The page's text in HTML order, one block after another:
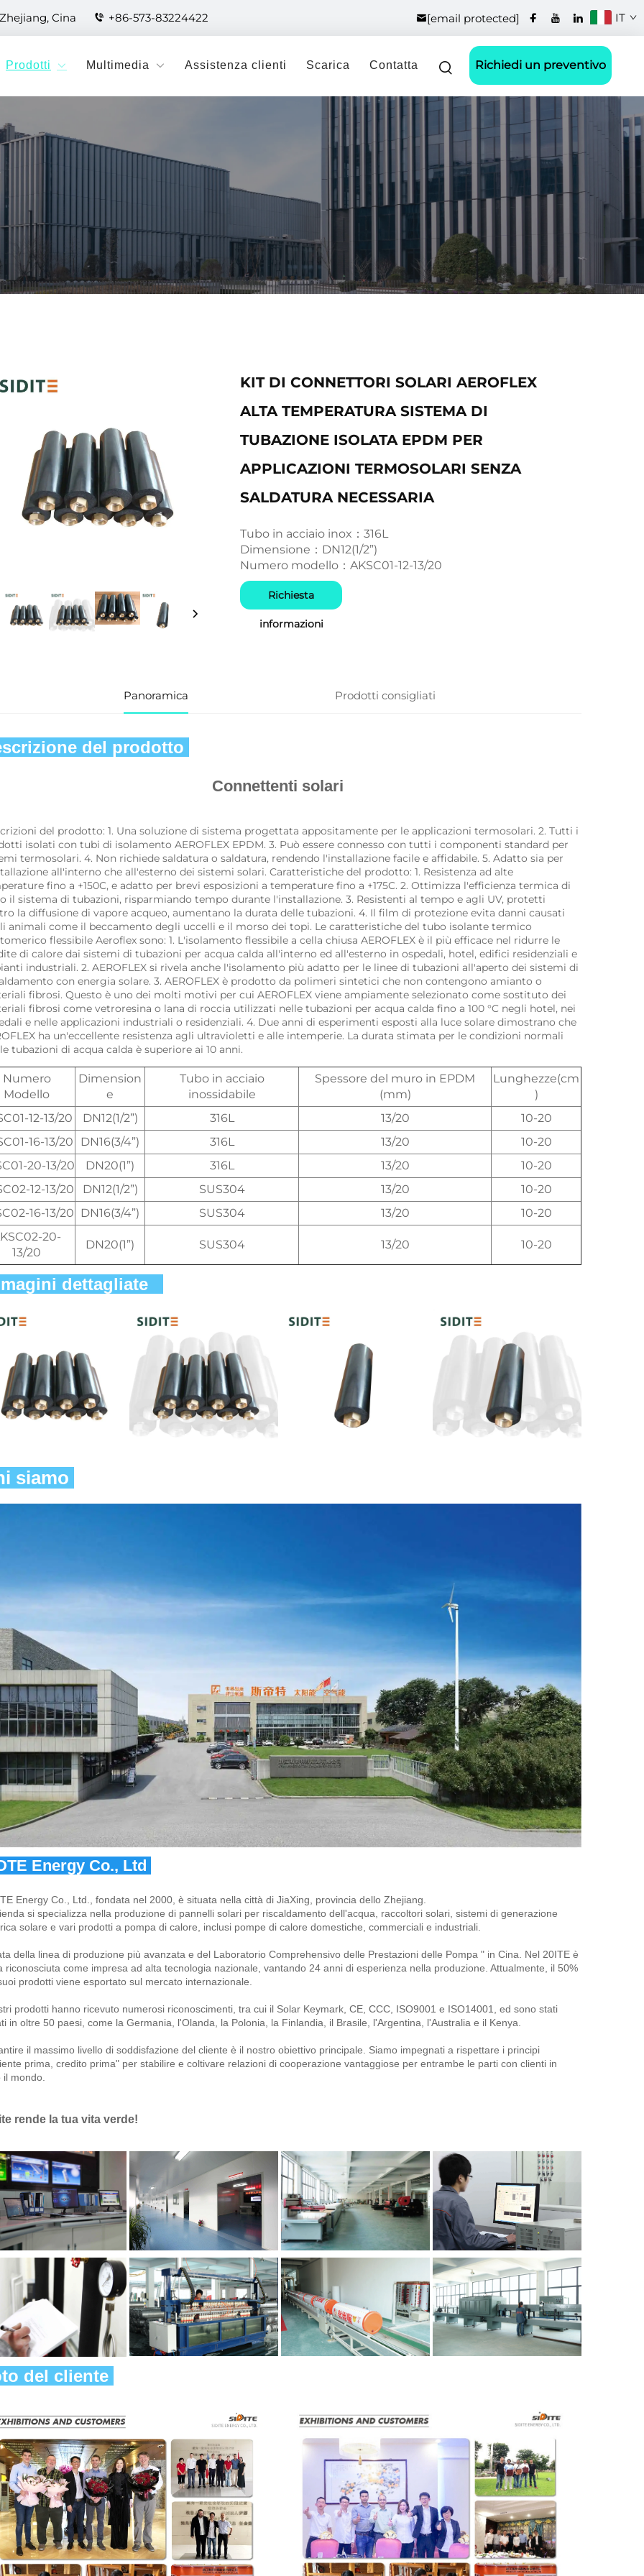
Cina +86-573-83224422 [email protected] IT
Prodotti Multimedia Assistenza clienti Scarica Contatta Richiedi un preventivo
KIT DI CONNETTORI SOLARI AEROFLEX
ALTA TEMPERATURA SISTEMA DI
TUBAZIONE ISOLATA EPDM PER
APPLICAZIONI TERMOSOLARI SENZA
SALDATURA NECESSARIA
Tubo in acciaio inox：316L
Dimensione：DN12(1/2”)
Numero modello：AKSC01-12-13/20
Richiesta
informazioni
Panoramica Prodotti consigliati
del prodotto
Connettenti solari
del prodotto: 1. Una soluzione di sistema progettata appositamente per le applicazioni termosolari. 2. Tutti i
isolati con tubi di isolamento AEROFLEX EPDM. 3. Può essere connesso con tutti i componenti standard per
termosolari. 4. Non richiede saldatura o saldatura, rendendo l'installazione facile e affidabile. 5. Adatto sia per
all'interno che all'esterno dei sistemi solari. Caratteristiche del prodotto: 1. Resistenza ad alte
fino a +150C, e adatto per brevi esposizioni a temperature fino a +175C. 2. Ottimizza l'efficienza termica di
il sistema di tubazioni, risparmiando tempo durante l'installazione. 3. Resistenti al tempo e agli UV, protetti
la diffusione di vapore acqueo, aumentano la durata delle tubazioni. 4. Il film di protezione evita danni causati
animali come il beccamento degli uccelli e il morso dei topi. Le caratteristiche del tubo isolante termico
flessibile Aeroflex sono: 1. L'isolamento flessibile a cella chiusa AEROFLEX è il più efficace nel ridurre le
di calore dai sistemi di tubazioni per acqua calda all'interno ed all'esterno in ospedali, hotel, edifici residenziali e
industriali. 2. AEROFLEX si rivela anche l'isolamento più adatto per le linee di tubazioni all'aperto dei sistemi di
con energia solare. 3. AEROFLEX è prodotto da polimeri sintetici che non contengono amianto o
fibrosi. Questo è uno dei molti motivi per cui AEROFLEX viene ampiamente selezionato come sostituto dei
fibrosi come vetroresina o lana di roccia utilizzati nelle tubazioni per acqua calda fino a 100 °C negli hotel, nei
e nelle applicazioni industriali o residenziali. 4. Due anni di esperimenti esposti alla luce solare dimostrano che
ha un'eccellente resistenza agli ultravioletti e alle intemperie. La durata stimata per le condizioni normali
tubazioni di acqua calda è superiore ai 10 anni.
Numero
Modello
Dimension
e
Tubo in acciaio
inossidabile
Spessore del muro in EPDM
(mm)
Lunghezze(cm
)
12-13/20
DN12(1/2”) 316L 13/20
10-20
16-13/20
DN16(3/4”) 316L 13/20
10-20
20-13/20
DN20(1”) 316L 13/20
10-20
12-13/20
DN12(1/2”) SUS304 13/20
10-20
16-13/20 DN16(3/4”) SUS304 13/20
10-20
20-
13/20
DN20(1”) SUS304 13/20 10-20
dettagliate
siamo
Energy Co., Ltd
Energy Co., Ltd., fondata nel 2000, è situata nella città di JiaXing, provincia dello Zhejiang.
si specializza nella produzione di pannelli solari per riscaldamento dell'acqua, raccoltori solari, sistemi di generazione
solare e vari prodotti a pompa di calore, inclusi pompe di calore domestiche, commerciali e industriali.
della linea di produzione più avanzata e del Laboratorio Comprehensivo delle Prestazioni delle Pompa " in Cina. Nel 20ITE è
riconosciuta come impresa ad alta tecnologia nazionale, vantando 24 anni di esperienza nella produzione. Attualmente, il 50%
prodotti viene esportato sul mercato internazionale.
prodotti hanno ricevuto numerosi riconoscimenti, tra cui il Solar Keymark, CE, CCC, ISO9001 e ISO14001, ed sono stati
in oltre 50 paesi, come la Germania, l'Olanda, la Polonia, la Finlandia, il Brasile, l'Argentina, l'Australia e il Kenya.
il massimo livello di soddisfazione del cliente è il nostro obiettivo principale. Siamo impegnati a rispettare i principi
prima, credito prima" per stabilire e coltivare relazioni di cooperazione vantaggiose per entrambe le parti con clienti in
il mondo.
rende la tua vita verde!
del cliente